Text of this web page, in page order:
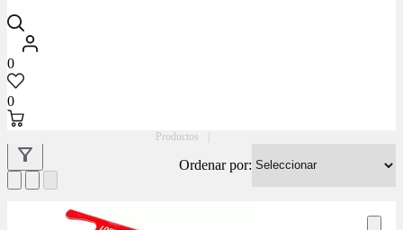
0
0
Productos
Ordenar por: